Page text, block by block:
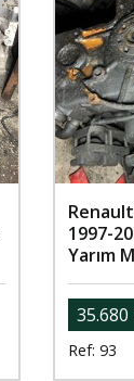
1997-
Yarım
35.680
Ref: 93